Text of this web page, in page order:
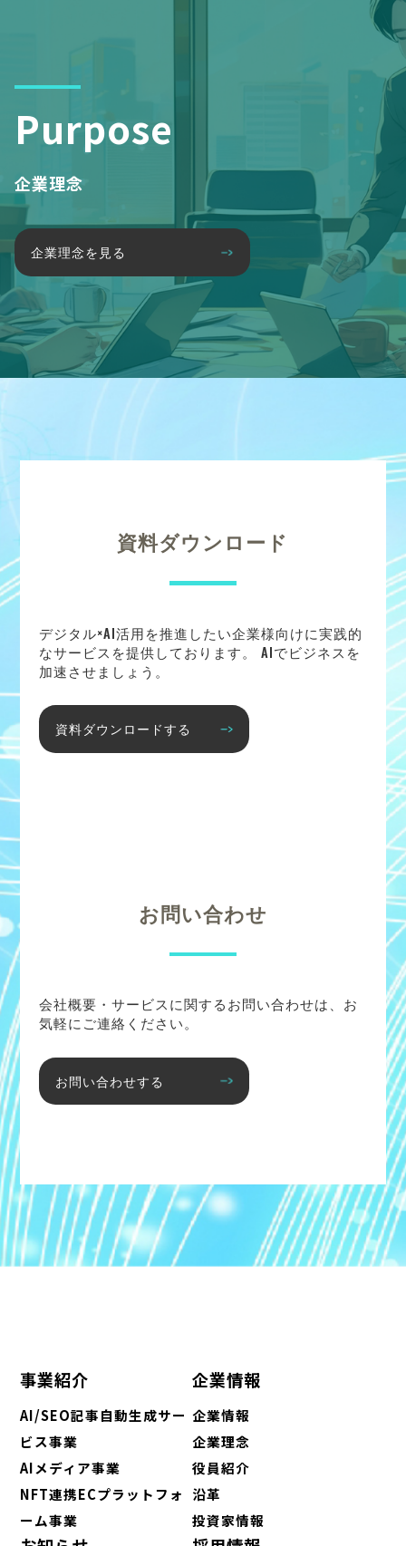
Purpose
企業理念
企業理念を見る
資料ダウンロード
デジタル×AI活用を推進したい企業様向けに実践的
なサービスを提供しております。 AIでビジネスを
加速させましょう。
資料ダウンロードする
お問い合わせ
会社概要・サービスに関するお問い合わせは、お
気軽にご連絡ください。
お問い合わせする
事業紹介
AI/SEO記事自動生成サー
ビス事業
AIメディア事業
NFT連携ECプラットフォ
ーム事業
企業情報
企業情報
企業理念
役員紹介
沿革
投資家情報